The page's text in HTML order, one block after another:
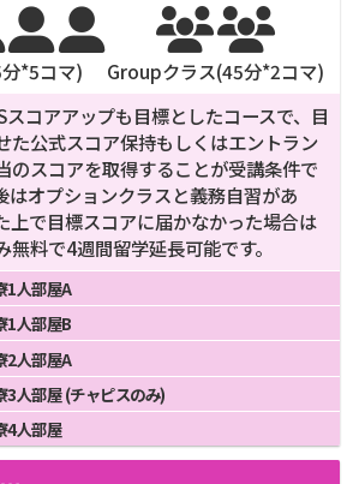

分*5コマ)

Groupクラス(45分*2コマ)
コアアップも目標としたコースで、目
た公式スコア保持もしくはエントラン
のスコアを取得することが受講条件で
はオプションクラスと義務自習があ
上で目標スコアに届かなかった場合は
料で4週間留学延長可能です。
1人部屋A
4週間
8週間
656,000
12週間
20週間
24週間
1人部屋B
4週間
8週間
630,000
12週間
20週間
24週間
2人部屋A
4週間
8週間
568,000
12週間
20週間
24週間
3人部屋 (チャピスのみ)
4週間
8週間
526,000
20週間
4人部屋
4週間
16週間